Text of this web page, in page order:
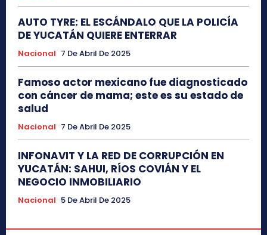
AUTO TYRE: EL ESCÁNDALO QUE LA POLICÍA
DE YUCATÁN QUIERE ENTERRAR
Nacional 7 De Abril De 2025
Famoso actor mexicano fue diagnosticado
con cáncer de mama; este es su estado de
salud
Nacional 7 De Abril De 2025
INFONAVIT Y LA RED DE CORRUPCIÓN EN
YUCATÁN: SAHUI, RÍOS COVIÁN Y EL
NEGOCIO INMOBILIARIO
Nacional 5 De Abril De 2025